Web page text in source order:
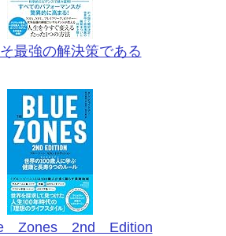
最強の解決策である
Zones 2nd Edition